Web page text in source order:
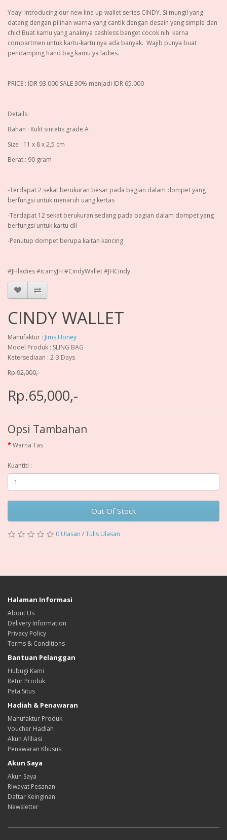
Yeay! Introducing our new line up wallet series CINDY. Si mungil yang
datang dengan pilihan warna yang cantik dengan desain yang simple dan
chic! Buat kamu yang anaknya cashless banget cocok nih karna
compartmen untuk kartu-kartu nya ada banyak. Wajib punya buat
pendamping hand bag kamu ya ladies.
PRICE : IDR 93.000 SALE 30% menjadi IDR 65.000
Details:
Bahan : Kulit sintetis grade A
Size : 11 x 8 x 2,5 cm
Berat : 90 gram
-Terdapat 2 sekat berukuran besar pada bagian dalam dompet yang
berfungsi untuk menaruh uang kertas
-Terdapat 12 sekat berukuran sedang pada bagian dalam dompet yang
berfungsi untuk kartu dll
-Penutup dompet berupa kaitan kancing
#JHladies #icarryJH #CindyWallet #JHCindy
CINDY WALLET
Manufaktur : Jims Honey
Model Produk : SLING BAG
Ketersediaan : 2-3 Days
Rp.92,000,-
Rp.65,000,-
Opsi Tambahan
Warna Tas
Kuantiti :
Out Of Stock
0 Ulasan /Tulis Ulasan
Halaman Informasi
About Us
Delivery Information
Privacy Policy
Terms & Conditions
Bantuan Pelanggan
Hubugi Kami
Retur Produk
Peta Situs
Hadiah & Penawaran
Manufaktur Produk
Voucher Hadiah
Akun Afiliasi
Penawaran Khusus
Akun Saya
Akun Saya
Riwayat Pesanan
Daftar Keinginan
Newsletter